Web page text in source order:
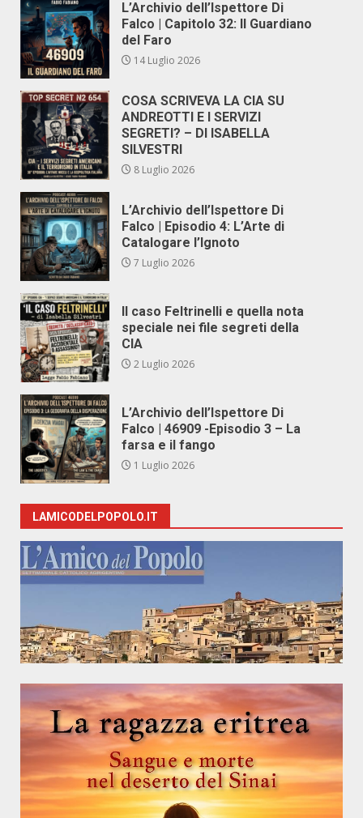
L’Archivio dell’Ispettore Di
Falco | Capitolo 32: Il Guardiano
del Faro
14 Luglio 2026
COSA SCRIVEVA LA CIA SU
ANDREOTTI E I SERVIZI
SEGRETI? – DI ISABELLA
SILVESTRI
8 Luglio 2026
L’Archivio dell’Ispettore Di
Falco | Episodio 4: L’Arte di
Catalogare l’Ignoto
7 Luglio 2026
Il caso Feltrinelli e quella nota
speciale nei file segreti della
CIA
2 Luglio 2026
L’Archivio dell’Ispettore Di
Falco | 46909 -Episodio 3 – La
farsa e il fango
1 Luglio 2026
LAMICODELPOPOLO.IT